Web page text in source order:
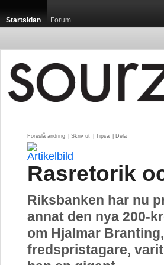
Startsidan Forum
Föreslå ändring Skriv ut Tipsa Dela
Rasretorik
Riksbanken har nu
annat den nya 200-
om Hjalmar
fredspristagare,